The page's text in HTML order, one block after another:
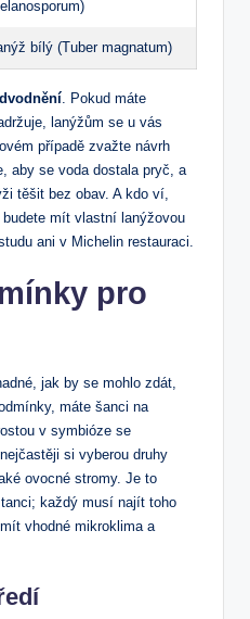
bílý (Tuber magnatum)
. Pokud máte
lanýžům se u vás
případě zvažte návrh
aby se voda dostala pryč, a
těšit bez obav. A kdo ví,
mít vlastní lanýžovou
ani v Michelin restauraci.
pro
jak by se mohlo zdát,
máte šanci na
v symbióze se
si vyberou druhy
ovocné stromy. Je to
každý musí najít toho
vhodné mikroklima a